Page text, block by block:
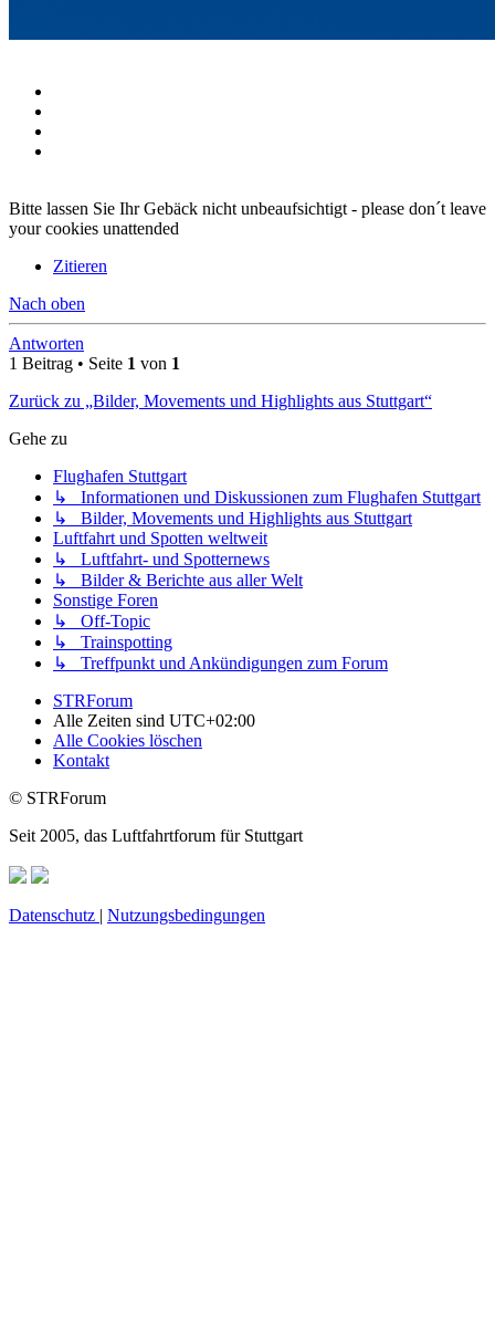
Bitte lassen Sie Ihr Gebäck nicht unbeaufsichtigt - please don´t leave
your cookies unattended
Zitieren
Nach oben
Antworten
1 Beitrag • Seite 1 von 1
Zurück zu „Bilder, Movements und Highlights aus Stuttgart“
Gehe zu
Flughafen Stuttgart
↳ Informationen und Diskussionen zum Flughafen Stuttgart
↳ Bilder, Movements und Highlights aus Stuttgart
Luftfahrt und Spotten weltweit
↳ Luftfahrt- und Spotternews
↳ Bilder & Berichte aus aller Welt
Sonstige Foren
↳ Off-Topic
↳ Trainspotting
↳ Treffpunkt und Ankündigungen zum Forum
STRForum
Alle Zeiten sind UTC+02:00
Alle Cookies löschen
Kontakt
© STRForum
Seit 2005, das Luftfahrtforum für Stuttgart
Datenschutz | Nutzungsbedingungen